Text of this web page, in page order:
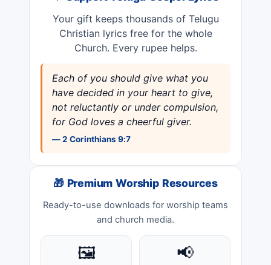
Your gift keeps thousands of Telugu
Christian lyrics free for the whole
Church. Every rupee helps.
Each of you should give what you
have decided in your heart to give,
not reluctantly or under compulsion,
for God loves a cheerful giver.
— 2 Corinthians 9:7
🎁 Premium Worship Resources
Ready-to-use downloads for worship teams
and church media.
🖼️ 📢